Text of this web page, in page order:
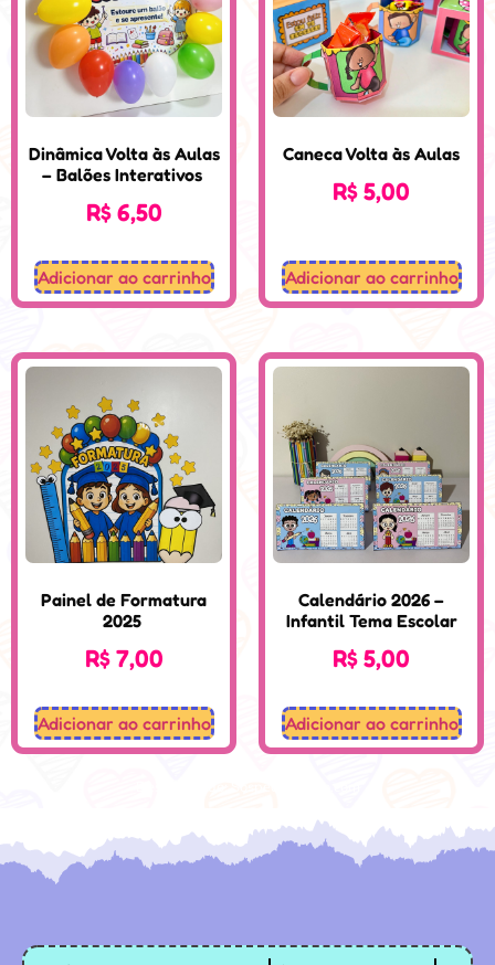
Dinâmica Volta às Aulas
– Balões Interativos
R$6,50
Adicionar ao carrinho
Caneca Volta às Aulas
R$5,00
Adicionar ao carrinho
Painel de Formatura
2025
R$7,00
Adicionar ao carrinho
Calendário 2026 –
Infantil Tema Escolar
R$5,00
Adicionar ao carrinho